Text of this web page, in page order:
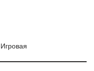
Игровая